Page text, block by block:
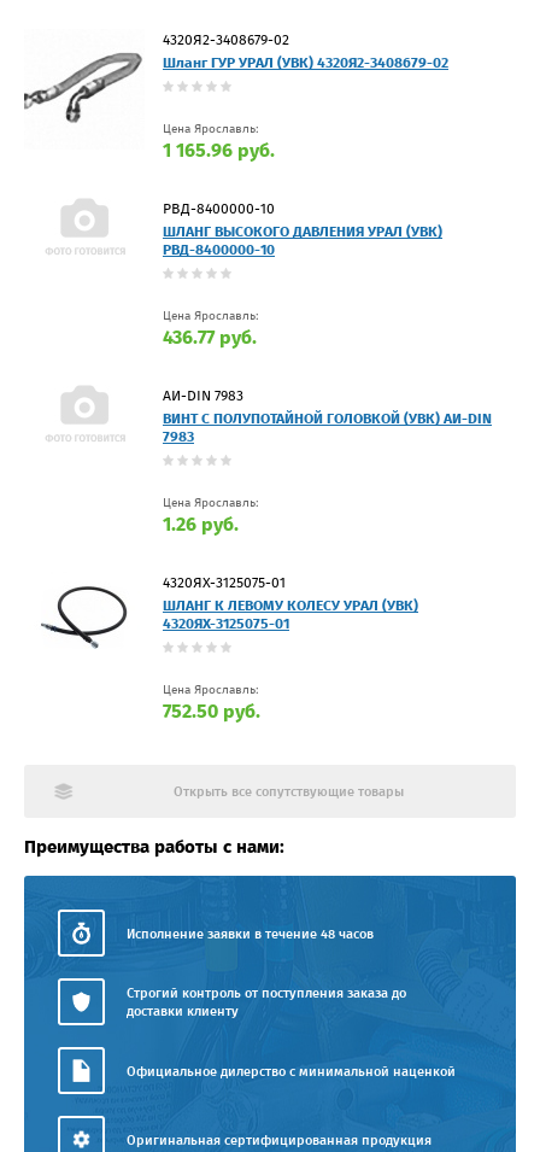
4320Я2-3408679-02
Шланг ГУР УРАЛ (УВК) 4320Я2-3408679-02
Цена Ярославль:
1 165.96 руб.
РВД-8400000-10
ШЛАНГ ВЫСОКОГО ДАВЛЕНИЯ УРАЛ (УВК)
РВД-8400000-10
Цена Ярославль:
436.77 руб.
АИ-DIN 7983
ВИНТ С ПОЛУПОТАЙНОЙ ГОЛОВКОЙ (УВК) АИ-DIN
7983
Цена Ярославль:
1.26 руб.
4320ЯХ-3125075-01
ШЛАНГ К ЛЕВОМУ КОЛЕСУ УРАЛ (УВК)
4320ЯХ-3125075-01
Цена Ярославль:
752.50 руб.
Открыть все сопутствующие товары
Преимущества работы с нами:
Исполнение заявки в течение 48 часов
Строгий контроль от поступления заказа до
доставки клиенту
Официальное дилерство с минимальной наценкой
Оригинальная сертифицированная продукция